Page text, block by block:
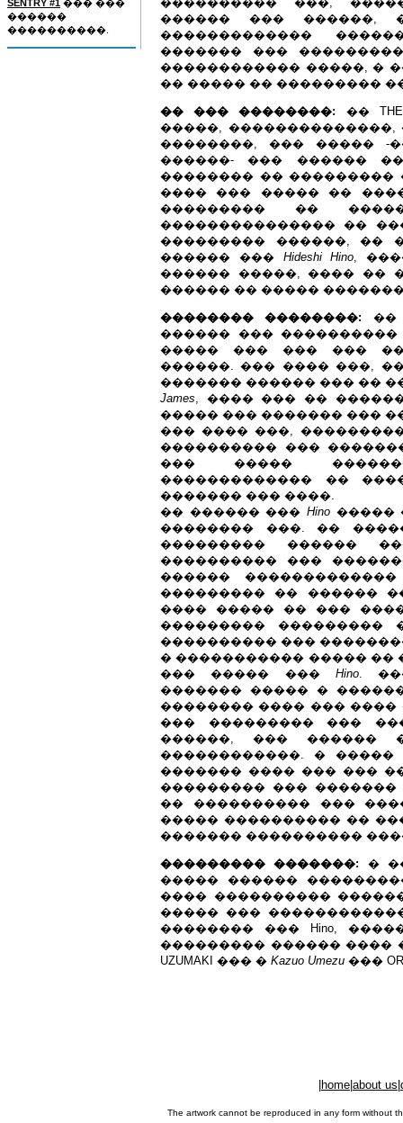
SENTRY #1 ��� ���
������
����������.
������ ��� ������,
�������������
������� ���
������������ �����, �
�� ����� �� ���������
�� ��� ��������: ��
�����,
��������, ��� ����� -
������- ��� ������
�������� �� ���������
���� ��� ����� ��
��������� ��
��������������� ��
��������� ������, ��
������ ��� Hideshi Hino,
������ �����, ���� ��
������ �� �����
�������� ��������: ��
������ ���
����� ��� ��� ���
������. ��� ���� ���,
������� ������ ��� ��
James, ���� ��� ��
����� ��� ������� ���
��� ���� ���,
���������� ���
��� �����
������������� ��
������� ��� ����.
�� ������ ��� Hino �����
�������� ���. ��
��������� ������
���������� ���
������
��������� �� ������
���� ����� �� ���
���������
���������� ���
� ����������� ����� ��
��� ����� ��� Hino.
������� ����� �
�������� ���� ���
��� ��������� ���
������, ��� ������
������������. �
������� ���� ��� ���
��������� ���
�� ���������� ���
����� ���������� ��
��������� �������: �
����� ������
���� ����������
����� ���
�������� ��� Hino,
��������� ������ ����
UZUMAKI ��� � Kazuo Umezu ���
home about us
The artwork cannot be reproduced in any form without